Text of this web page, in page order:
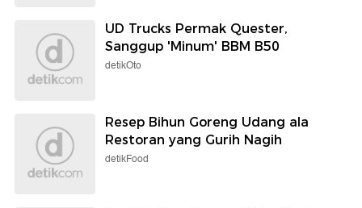
UD Trucks Permak Quester,
Sanggup 'Minum' BBM B50
detikOto
Resep Bihun Goreng Udang ala
Restoran yang Gurih Nagih
detikFood